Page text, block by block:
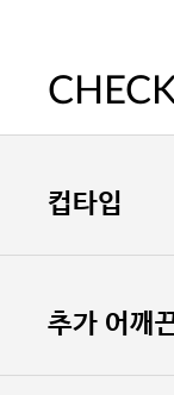
컵타입
추가 어깨